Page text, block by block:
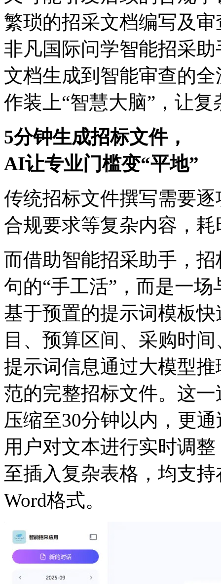
繁琐的招采文档编写及审
非凡国际问学智能招采助
文档生成到智能审查的全
作装上“智慧大脑”，让
5分钟生成招标文件，
AI让专业门槛变“平地”
传统招标文件撰写需要逐项
合规要求等复杂内容
而借助智能招采助手
句的“手工活”，而是
基于预置的提示词模板
目、预算区间、采购时
提示词信息通过大模型推
范的完整招标文件。这
压缩至30分钟以内，更
用户对文本进行实时调整
至插入复杂表格，均支
Word格式。